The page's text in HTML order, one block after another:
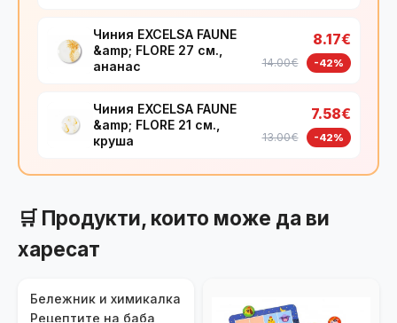
Чиния EXCELSA FAUNE
&amp; FLORE 27 см.,
ананас
8.17€
14.00€ -42%
Чиния EXCELSA FAUNE
&amp; FLORE 21 см.,
круша
7.58€
13.00€ -42%
🛒 Продукти, които може да ви
харесат
Бележник и химикалка
Рецептите на баба